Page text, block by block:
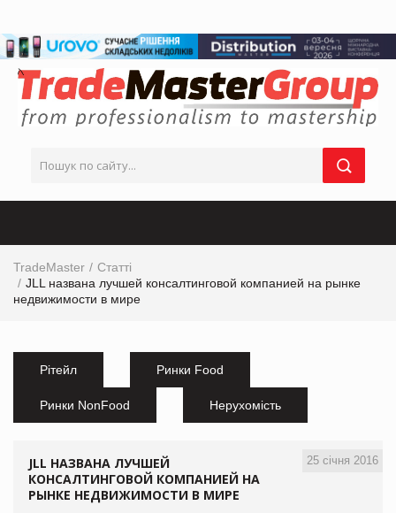
TradeMaster
Статті
JLL названа лучшей консалтинговой компанией на рынке
недвижимости в мире
Рітейл Ринки Food
Ринки NonFood Нерухомість
25 січня 2016
JLL НАЗВАНА ЛУЧШЕЙ
КОНСАЛТИНГОВОЙ КОМПАНИЕЙ НА
РЫНКЕ НЕДВИЖИМОСТИ В МИРЕ